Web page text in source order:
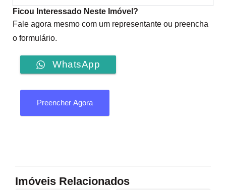
Ficou Interessado Neste Imóvel?
Fale agora mesmo com um representante ou preencha
o formulário.
WhatsApp
Preencher Agora
Imóveis Relacionados